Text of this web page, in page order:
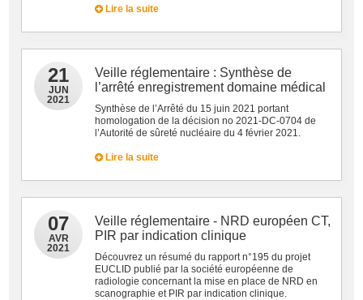
Lire la suite
21
JUN
2021
Veille réglementaire : Synthèse de
l’arrêté enregistrement domaine médical
Synthèse de l’Arrêté du 15 juin 2021 portant
homologation de la décision no 2021-DC-0704 de
l’Autorité de sûreté nucléaire du 4 février 2021.
Lire la suite
07
AVR
2021
Veille réglementaire - NRD européen CT,
PIR par indication clinique
Découvrez un résumé du rapport n°195 du projet
EUCLID publié par la société européenne de
radiologie concernant la mise en place de NRD en
scanographie et PIR par indication clinique.